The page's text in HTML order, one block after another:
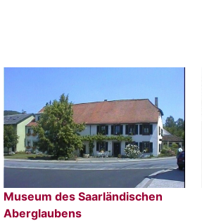
Museum des Saarländischen
Aberglaubens